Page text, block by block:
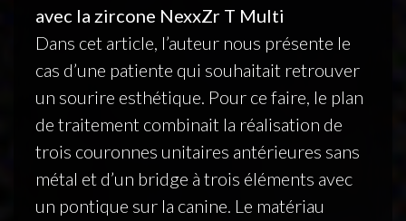
avec la zircone NexxZr T Multi
Dans cet article, l’auteur nous présente le
cas d’une patiente qui souhaitait retrouver
un sourire esthétique. Pour ce faire, le plan
de traitement combinait la réalisation de
trois couronnes unitaires antérieures sans
métal et d’un bridge à trois éléments avec
un pontique sur la canine. Le matériau